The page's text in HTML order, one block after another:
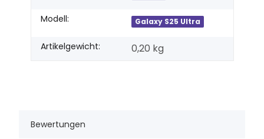
Modell: Galaxy S25 Ultra
Artikelgewicht: 0,20 kg
Bewertungen